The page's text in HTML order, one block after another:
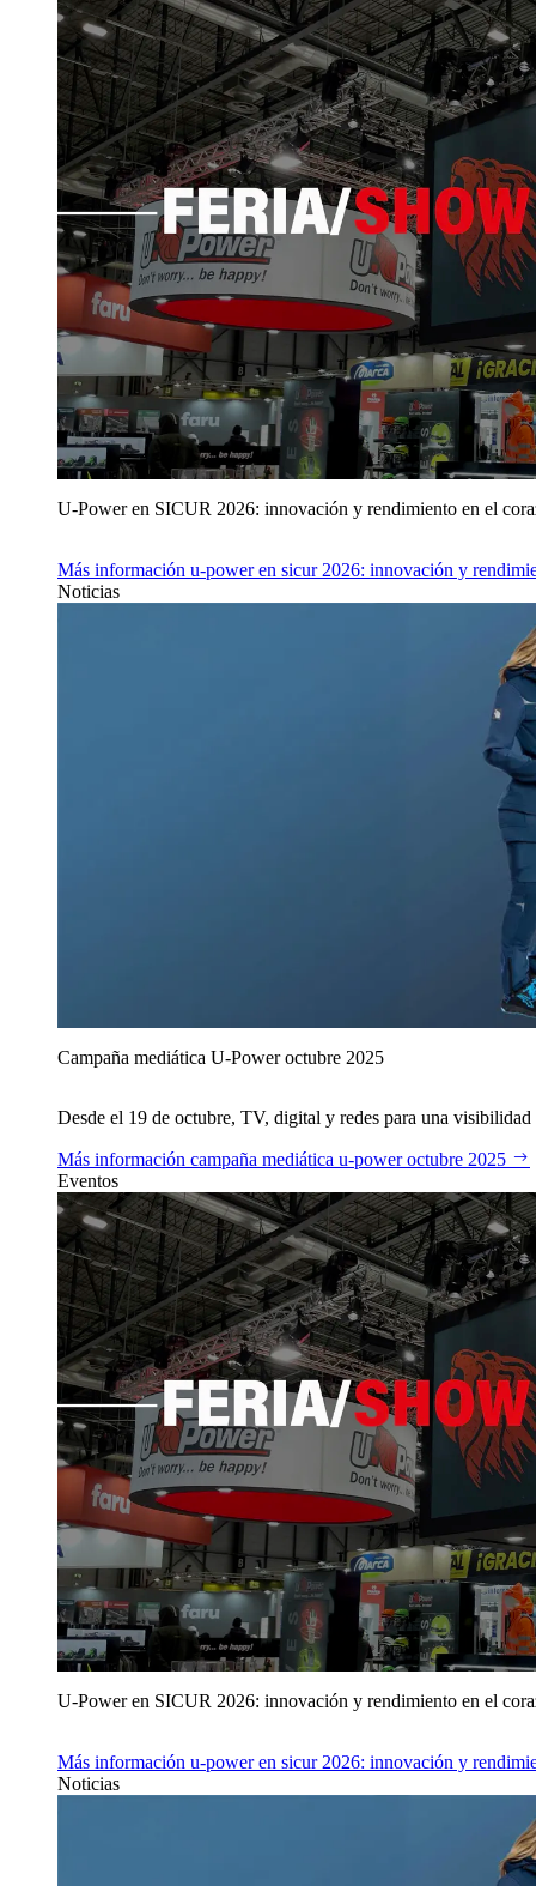
U‑Power en SICUR 2026: innovación y rendimiento en el
Más información u‑power en sicur 2026: innovación y
Noticias
Campaña mediática U‑Power octubre 2025
Desde el 19 de octubre, TV, digital y redes para una
Más información campaña mediática u‑power octubre 2025
Eventos
U‑Power en SICUR 2026: innovación y rendimiento en el
Más información u‑power en sicur 2026: innovación y
Noticias